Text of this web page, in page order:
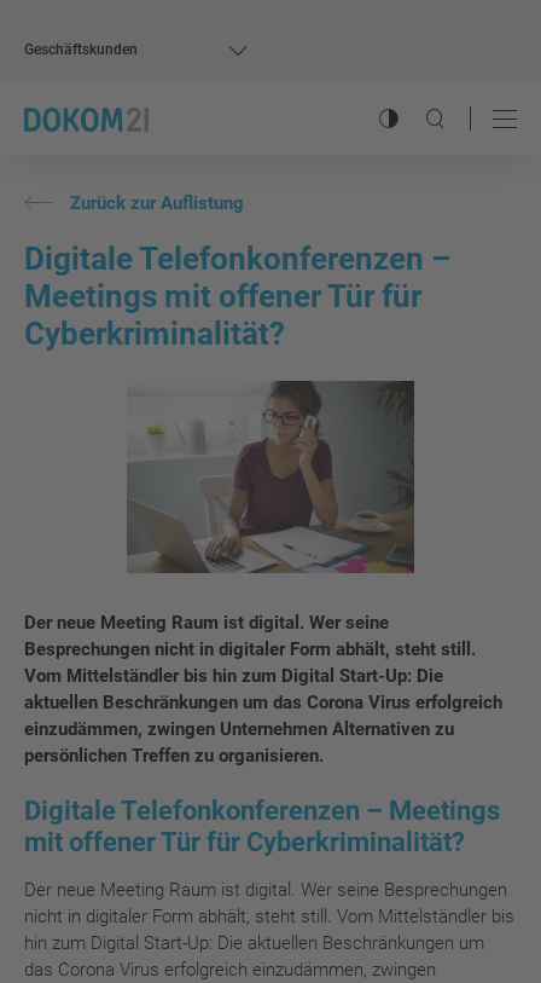
Geschäftskunden
Hauptnavigation
Kontrastmodus
Suche öffnen
Zurück zur Auflistung
Digitale Telefonkonferenzen –
Meetings mit offener Tür für
Cyberkriminalität?
Der neue Meeting Raum ist digital. Wer seine
Besprechungen nicht in digitaler Form abhält, steht still.
Vom Mittelständler bis hin zum Digital Start-Up: Die
aktuellen Beschränkungen um das Corona Virus erfolgreich
einzudämmen, zwingen Unternehmen Alternativen zu
persönlichen Treffen zu organisieren.
Digitale Telefonkonferenzen – Meetings
mit offener Tür für Cyberkriminalität?
Der neue Meeting Raum ist digital. Wer seine Besprechungen
nicht in digitaler Form abhält, steht still. Vom Mittelständler bis
hin zum Digital Start-Up: Die aktuellen Beschränkungen um
das Corona Virus erfolgreich einzudämmen, zwingen